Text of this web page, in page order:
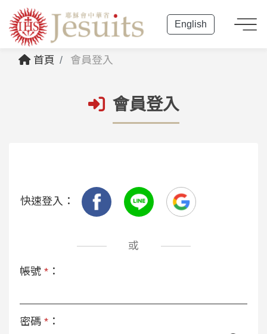
English
首頁 會員登入
會員登入
快速登入：
或
帳號 * ：
密碼 * ：